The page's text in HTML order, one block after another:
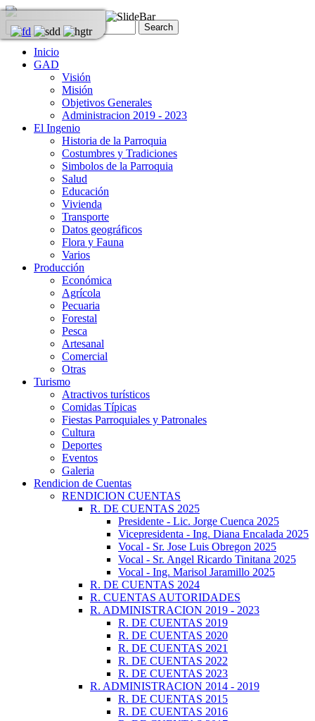
Inicio
GAD
Visión
Misión
Objetivos Generales
Administracion 2019 - 2023
El Ingenio
Historia de la Parroquia
Costumbres y Tradiciones
Simbolos de la Parroquia
Salud
Educación
Vivienda
Transporte
Datos geográficos
Flora y Fauna
Varios
Producción
Económica
Agrícola
Pecuaria
Forestal
Pesca
Artesanal
Comercial
Otras
Turismo
Atractivos turísticos
Comidas Típicas
Fiestas Parroquiales y Patronales
Cultura
Deportes
Eventos
Galeria
Rendicion de Cuentas
RENDICION CUENTAS
R. DE CUENTAS 2025
Presidente - Lic. Jorge Cuenca 2025
Vicepresidenta - Ing. Diana Encalada 2025
Vocal - Sr. Jose Luis Obregon 2025
Vocal - Sr. Angel Ricardo Tinitana 2025
Vocal - Ing. Marisol Jaramillo 2025
R. DE CUENTAS 2024
R. CUENTAS AUTORIDADES
R. ADMINISTRACION 2019 - 2023
R. DE CUENTAS 2019
R. DE CUENTAS 2020
R. DE CUENTAS 2021
R. DE CUENTAS 2022
R. DE CUENTAS 2023
R. ADMINISTRACION 2014 - 2019
R. DE CUENTAS 2015
R. DE CUENTAS 2016